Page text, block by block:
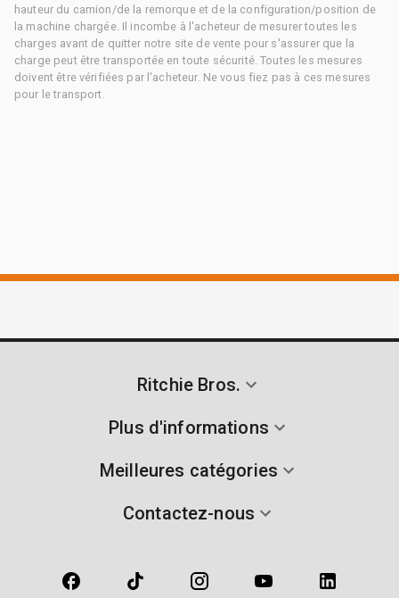
hauteur du camion/de la remorque et de la configuration/position de
la machine chargée. Il incombe à l'acheteur de mesurer toutes les
charges avant de quitter notre site de vente pour s'assurer que la
charge peut être transportée en toute sécurité. Toutes les mesures
doivent être vérifiées par l'acheteur. Ne vous fiez pas à ces mesures
pour le transport.
Ritchie Bros.
Plus d'informations
Meilleures catégories
Contactez-nous